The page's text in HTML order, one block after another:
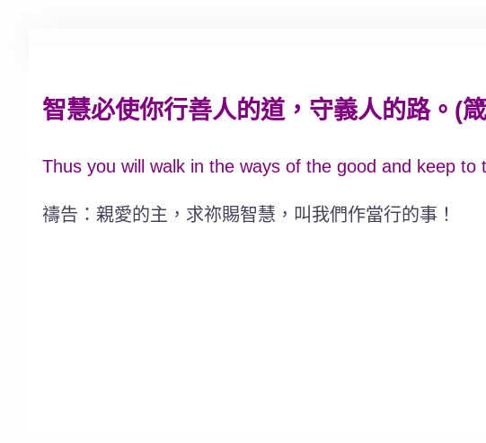
智慧必使你行善人的道，守義人的路。(
Thus you will walk in the ways of the good and keep
禱告：親愛的主，求祢賜智慧，叫我們作當行的事！